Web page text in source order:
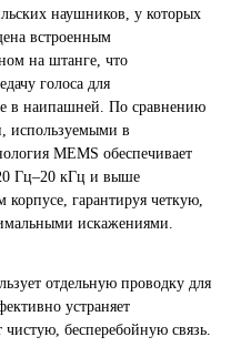
наушников, у которых
встроенным
на штанге, что
голоса для
в наипашней. По сравнению
используемыми в
MEMS обеспечивает
Гц–20 кГц и выше
гарантируя четкую,
искажениями.
отдельную проводку для
устраняет
бесперебойную связь.